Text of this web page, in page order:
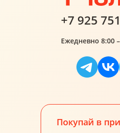
+7 925
Ежедневно 8:00
Покупай в